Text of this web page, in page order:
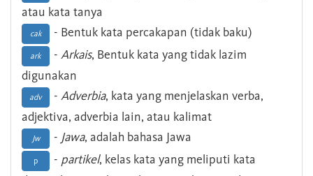
atau kata tanya
cak - Bentuk kata percakapan (tidak baku)
ark - Arkais, Bentuk kata yang tidak lazim
digunakan
adv - Adverbia, kata yang menjelaskan verba,
adjektiva, adverbia lain, atau kalimat
Jw - Jawa, adalah bahasa Jawa
p - partikel, kelas kata yang meliputi kata